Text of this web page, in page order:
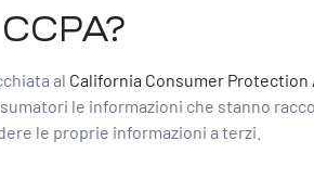
al California Consumer Protection
le informazioni che stanno
le proprie informazioni a terzi.